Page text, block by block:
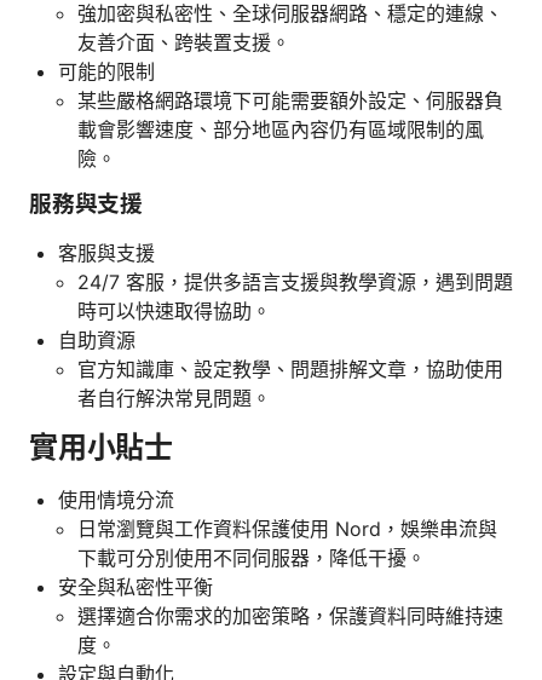
強加密與私密性、全球伺服器網路、穩定的連線、
友善介面、跨裝置支援。
可能的限制
某些嚴格網路環境下可能需要額外設定、伺服器負
載會影響速度、部分地區內容仍有區域限制的風
險。
服務與支援
客服與支援
24/7 客服，提供多語言支援與教學資源，遇到問題
時可以快速取得協助。
自助資源
官方知識庫、設定教學、問題排解文章，協助使用
者自行解決常見問題。
實用小貼士
使用情境分流
日常瀏覽與工作資料保護使用 Nord，娛樂串流與
下載可分別使用不同伺服器，降低干擾。
安全與私密性平衡
選擇適合你需求的加密策略，保護資料同時維持速
度。
設定與自動化